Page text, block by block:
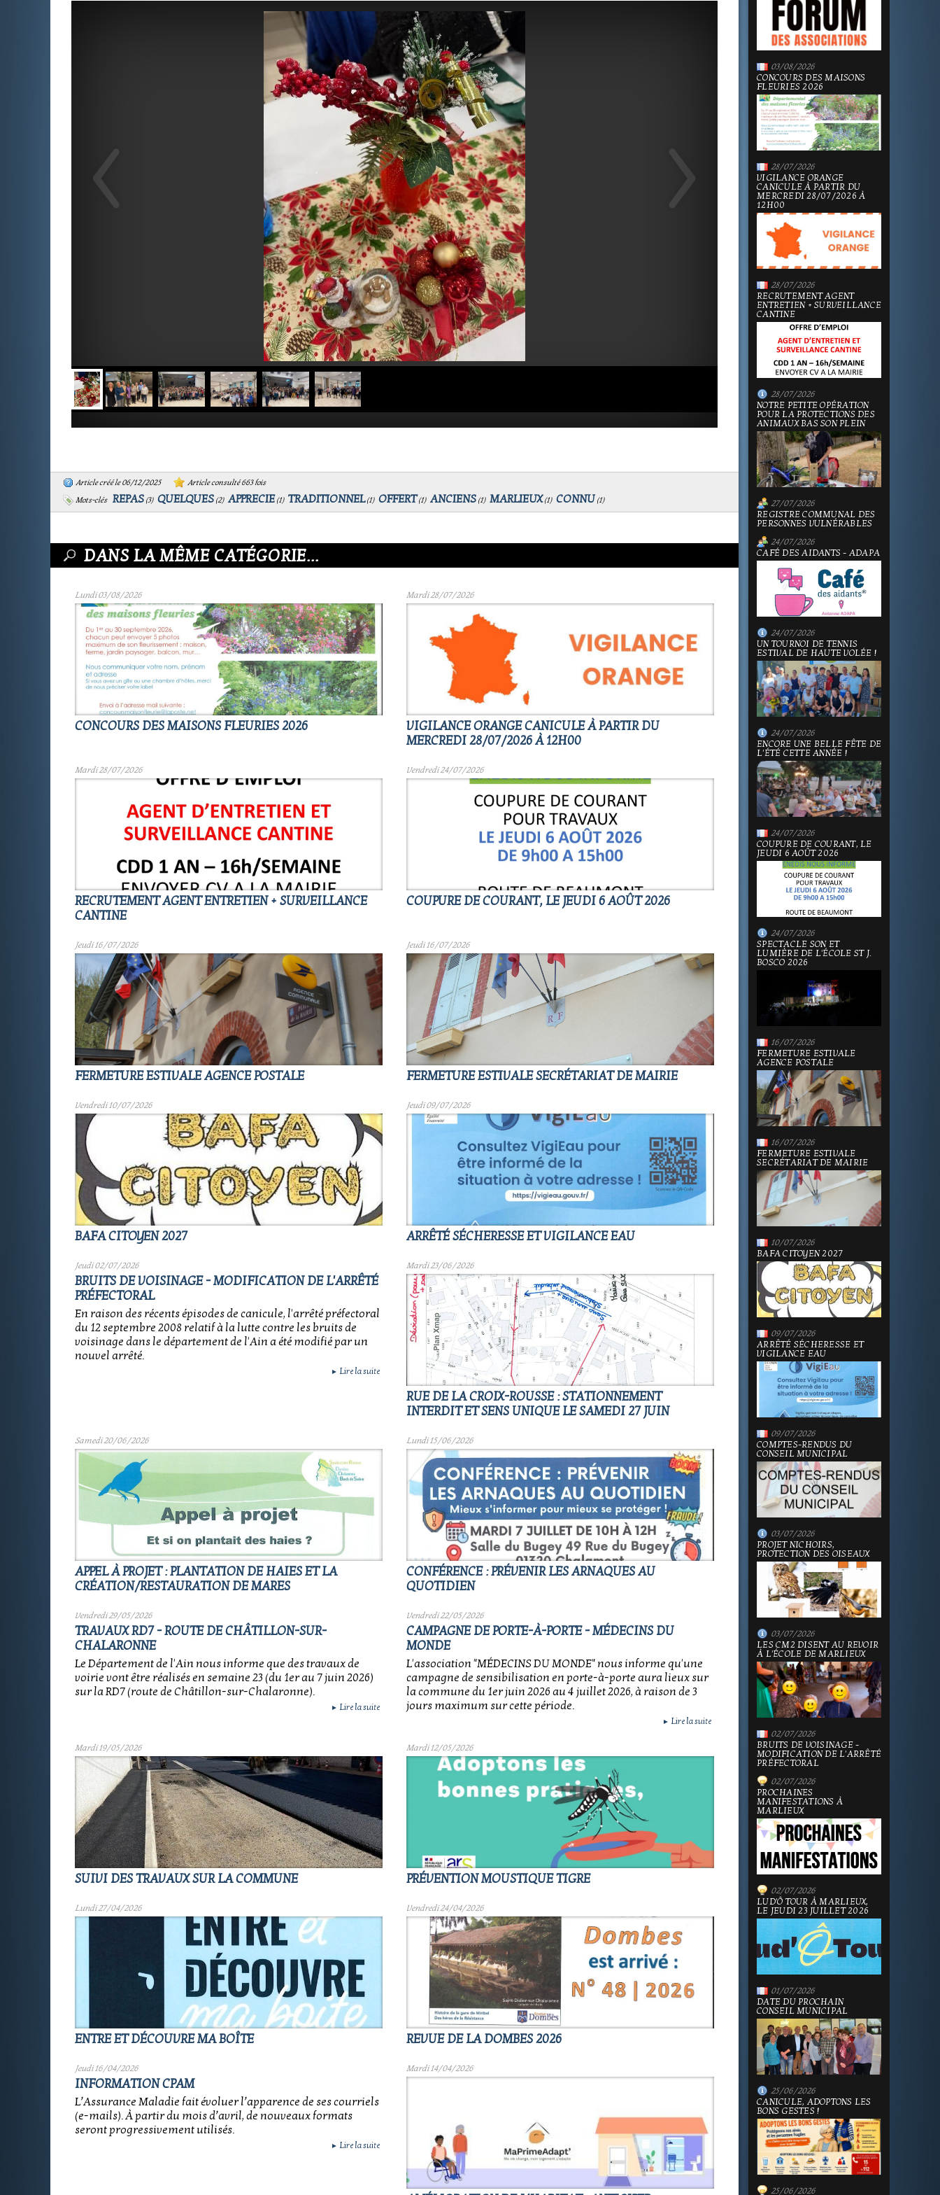
Article créé le 06/12/2025
Article consulté 663 fois
Mots-clés
REPAS (3) QUELQUES (2) APPRECIE (1) TRADITIONNEL(1) OFFERT(1) ANCIENS (1) MARLIEUX(1) CONNU (1)
DANS LA MÊME CATÉGORIE...
Lundi 03/08/2026
CONCOURS DES MAISONS FLEURIES 2026
Mardi 28/07/2026
VIGILANCE ORANGE CANICULE À PARTIR DU
MERCREDI 28/07/2026 À 12H00
Mardi 28/07/2026
RECRUTEMENT AGENT ENTRETIEN + SURVEILLANCE
CANTINE
Vendredi 24/07/2026
COUPURE DE COURANT, LE JEUDI 6 AOÛT 2026
Jeudi 16/07/2026
FERMETURE ESTIVALE AGENCE POSTALE
Jeudi 16/07/2026
FERMETURE ESTIVALE SECRÉTARIAT DE MAIRIE
Vendredi 10/07/2026
BAFA CITOYEN 2027
Jeudi 09/07/2026
ARRÊTÉ SÉCHERESSE ET VIGILANCE EAU
Jeudi 02/07/2026
BRUITS DE VOISINAGE - MODIFICATION DE L'ARRÊTÉ
PRÉFECTORAL
En raison des récents épisodes de canicule, l'arrêté préfectoral
du 12 septembre 2008 relatif à la lutte contre les bruits de
voisinage dans le département de l'Ain a été modifié par un
nouvel arrêté.
► Lire la suite
Mardi 23/06/2026
RUE DE LA CROIX-ROUSSE : STATIONNEMENT
INTERDIT ET SENS UNIQUE LE SAMEDI 27 JUIN
Samedi 20/06/2026
APPEL À PROJET : PLANTATION DE HAIES ET LA
CRÉATION/RESTAURATION DE MARES
Lundi 15/06/2026
CONFÉRENCE : PRÉVENIR LES ARNAQUES AU
QUOTIDIEN
Vendredi 29/05/2026
TRAVAUX RD7 - ROUTE DE CHÂTILLON-SUR-
CHALARONNE
Le Département de l'Ain nous informe que des travaux de
voirie vont être réalisés en semaine 23 (du 1er au 7 juin 2026)
sur la RD7 (route de Châtillon-sur-Chalaronne).
► Lire la suite
Vendredi 22/05/2026
CAMPAGNE DE PORTE-À-PORTE - MÉDECINS DU
MONDE
L'association "MÉDECINS DU MONDE" nous informe qu'une
campagne de sensibilisation en porte-à-porte aura lieux sur
la commune du 1er juin 2026 au 4 juillet 2026, à raison de 3
jours maximum sur cette période.
► Lire la suite
Mardi 19/05/2026
SUIVI DES TRAVAUX SUR LA COMMUNE
Mardi 12/05/2026
PRÉVENTION MOUSTIQUE TIGRE
Lundi 27/04/2026
ENTRE ET DÉCOUVRE MA BOÎTE
Vendredi 24/04/2026
REVUE DE LA DOMBES 2026
Jeudi 16/04/2026
INFORMATION CPAM
L’Assurance Maladie fait évoluer l’apparence de ses courriels
(e-mails). À partir du mois d’avril, de nouveaux formats
seront progressivement utilisés.
► Lire la suite
Mardi 14/04/2026
03/08/2026
CONCOURS DES MAISONS
FLEURIES 2026
28/07/2026
VIGILANCE ORANGE
CANICULE À PARTIR DU
MERCREDI 28/07/2026 À
12H00
28/07/2026
RECRUTEMENT AGENT
ENTRETIEN + SURVEILLANCE
CANTINE
28/07/2026
NOTRE PETITE OPÉRATION
POUR LA PROTECTIONS DES
ANIMAUX BAS SON PLEIN
27/07/2026
REGISTRE COMMUNAL DES
PERSONNES VULNÉRABLES
24/07/2026
CAFÉ DES AIDANTS - ADAPA
24/07/2026
UN TOURNOI DE TENNIS
ESTIVAL DE HAUTE VOLÉE !
24/07/2026
ENCORE UNE BELLE FÊTE DE
L'ÉTÉ CETTE ANNÉE !
24/07/2026
COUPURE DE COURANT, LE
JEUDI 6 AOÛT 2026
24/07/2026
SPECTACLE SON ET
LUMIÈRE DE L'ÉCOLE ST J.
BOSCO 2026
16/07/2026
FERMETURE ESTIVALE
AGENCE POSTALE
16/07/2026
FERMETURE ESTIVALE
SECRÉTARIAT DE MAIRIE
10/07/2026
BAFA CITOYEN 2027
09/07/2026
ARRÊTÉ SÉCHERESSE ET
VIGILANCE EAU
09/07/2026
COMPTES-RENDUS DU
CONSEIL MUNICIPAL
03/07/2026
PROJET NICHOIRS,
PROTECTION DES OISEAUX
03/07/2026
LES CM2 DISENT AU REVOIR
À L'ÉCOLE DE MARLIEUX
02/07/2026
BRUITS DE VOISINAGE -
MODIFICATION DE L'ARRÊTÉ
PRÉFECTORAL
02/07/2026
PROCHAINES
MANIFESTATIONS À
MARLIEUX
02/07/2026
LUD'Ô TOUR À MARLIEUX,
LE JEUDI 23 JUILLET 2026
01/07/2026
DATE DU PROCHAIN
CONSEIL MUNICIPAL
25/06/2026
CANICULE, ADOPTONS LES
BONS GESTES !
25/06/2026